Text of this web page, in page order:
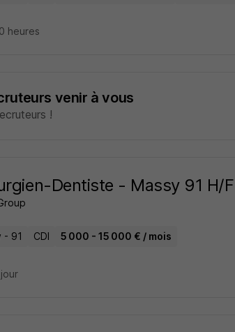
heures
venir à vous
!
Dentiste - Massy 91 H/F
- 91 CDI 5 000 - 15 000 € / mois